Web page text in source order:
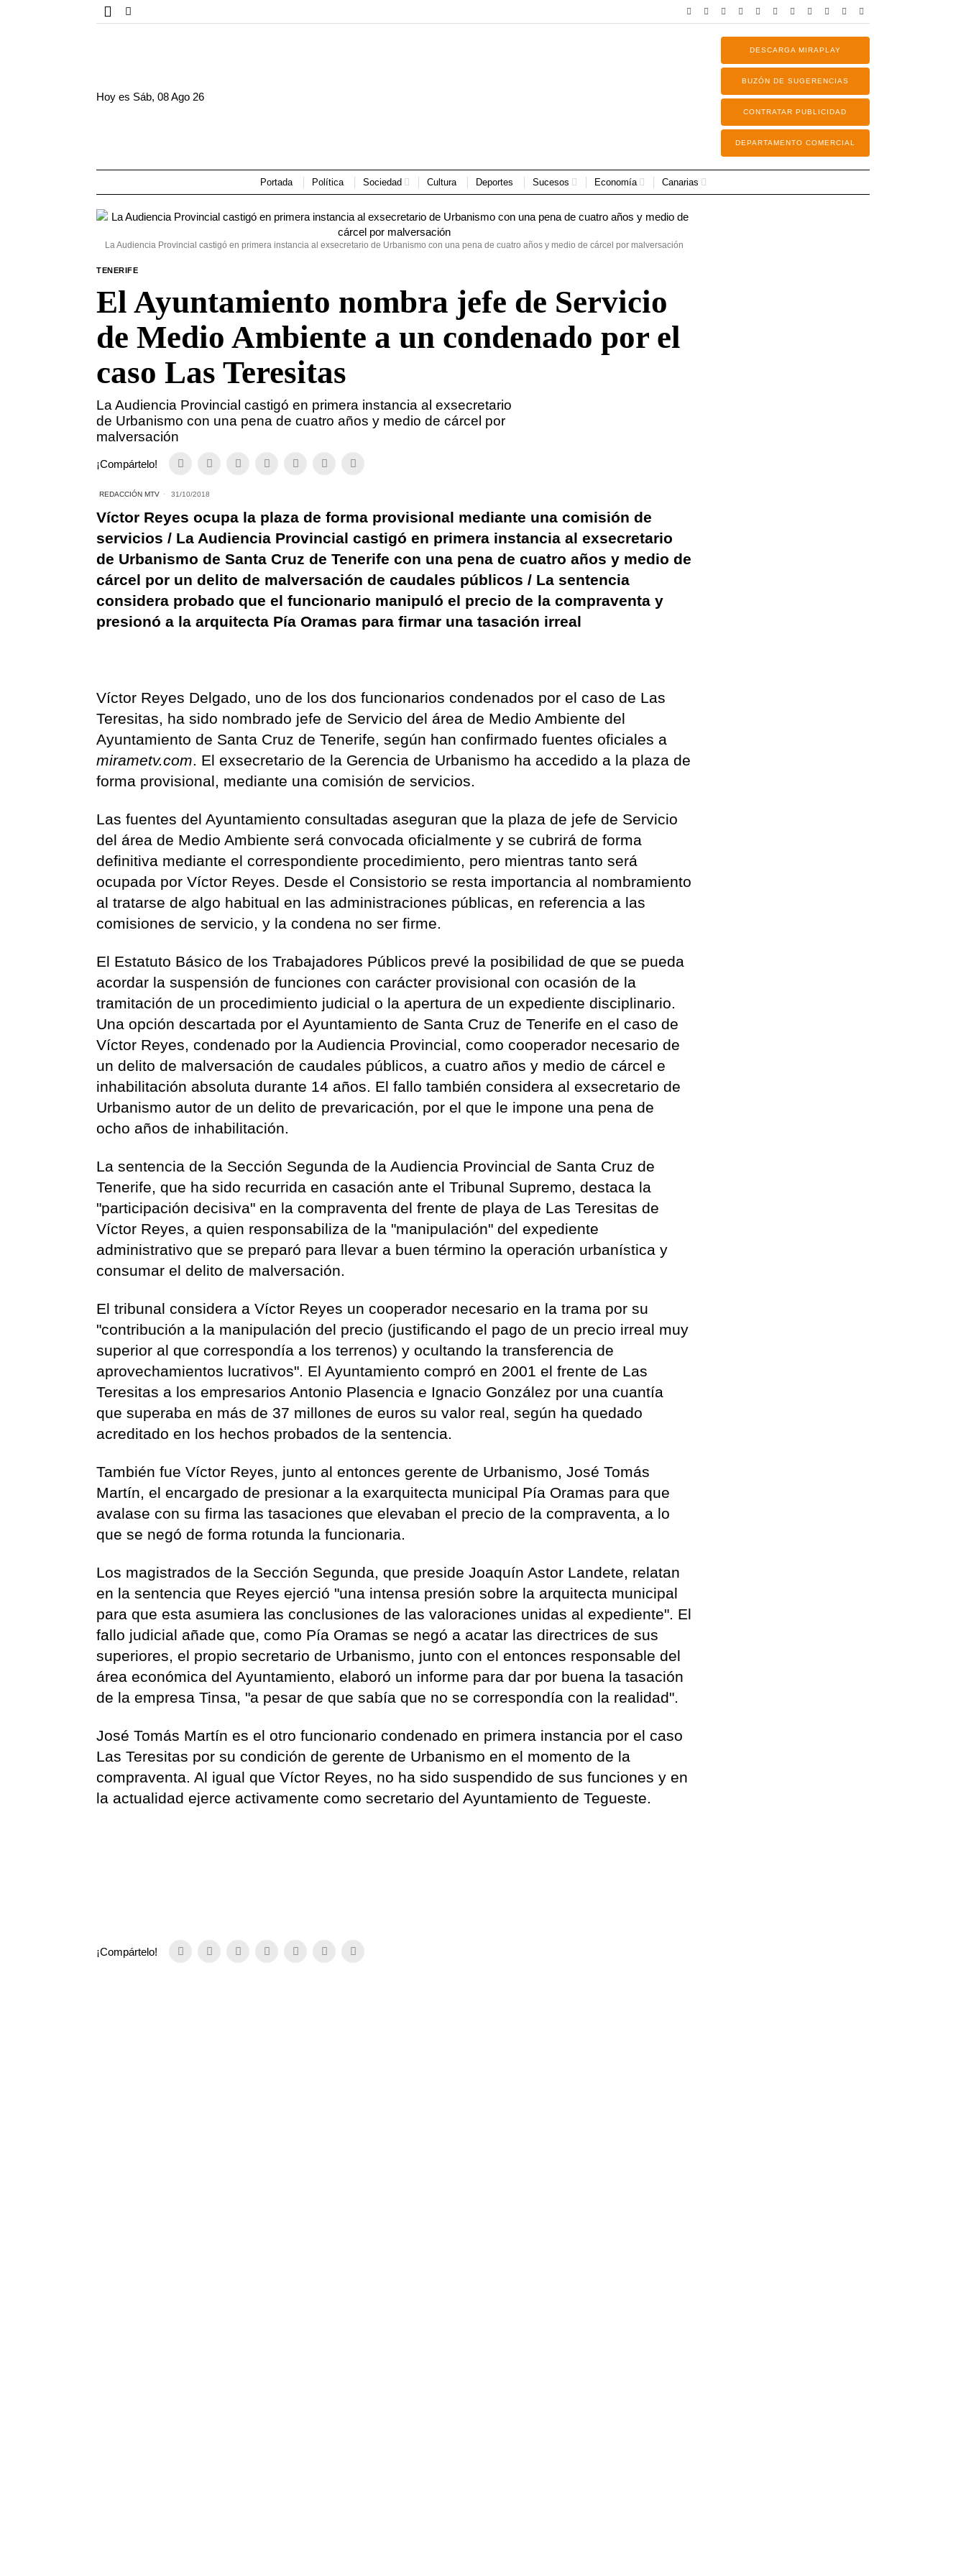
Hoy es Sáb, 08 Ago 26
DESCARGA MIRAPLAY
BUZÓN DE SUGERENCIAS
CONTRATAR PUBLICIDAD
DEPARTAMENTO COMERCIAL
Portada Política Sociedad Cultura Deportes Sucesos Economía Canarias
La Audiencia Provincial castigó en primera instancia al exsecretario de Urbanismo con una pena de cuatro años y medio de cárcel por malversación
TENERIFE
El Ayuntamiento nombra jefe de Servicio
de Medio Ambiente a un condenado por el
caso Las Teresitas
La Audiencia Provincial castigó en primera instancia al exsecretario
de Urbanismo con una pena de cuatro años y medio de cárcel por
malversación
¡Compártelo!
REDACCIÓN MTV 31/10/2018
Víctor Reyes ocupa la plaza de forma provisional mediante una comisión de
servicios / La Audiencia Provincial castigó en primera instancia al exsecretario
de Urbanismo de Santa Cruz de Tenerife con una pena de cuatro años y medio de
cárcel por un delito de malversación de caudales públicos / La sentencia
considera probado que el funcionario manipuló el precio de la compraventa y
presionó a la arquitecta Pía Oramas para firmar una tasación irreal
Víctor Reyes Delgado, uno de los dos funcionarios condenados por el caso de Las
Teresitas, ha sido nombrado jefe de Servicio del área de Medio Ambiente del
Ayuntamiento de Santa Cruz de Tenerife, según han confirmado fuentes oficiales a
mirametv.com. El exsecretario de la Gerencia de Urbanismo ha accedido a la plaza de
forma provisional, mediante una comisión de servicios.
Las fuentes del Ayuntamiento consultadas aseguran que la plaza de jefe de Servicio
del área de Medio Ambiente será convocada oficialmente y se cubrirá de forma
definitiva mediante el correspondiente procedimiento, pero mientras tanto será
ocupada por Víctor Reyes. Desde el Consistorio se resta importancia al nombramiento
al tratarse de algo habitual en las administraciones públicas, en referencia a las
comisiones de servicio, y la condena no ser firme.
El Estatuto Básico de los Trabajadores Públicos prevé la posibilidad de que se pueda
acordar la suspensión de funciones con carácter provisional con ocasión de la
tramitación de un procedimiento judicial o la apertura de un expediente disciplinario.
Una opción descartada por el Ayuntamiento de Santa Cruz de Tenerife en el caso de
Víctor Reyes, condenado por la Audiencia Provincial, como cooperador necesario de
un delito de malversación de caudales públicos, a cuatro años y medio de cárcel e
inhabilitación absoluta durante 14 años. El fallo también considera al exsecretario de
Urbanismo autor de un delito de prevaricación, por el que le impone una pena de
ocho años de inhabilitación.
La sentencia de la Sección Segunda de la Audiencia Provincial de Santa Cruz de
Tenerife, que ha sido recurrida en casación ante el Tribunal Supremo, destaca la
"participación decisiva" en la compraventa del frente de playa de Las Teresitas de
Víctor Reyes, a quien responsabiliza de la "manipulación" del expediente
administrativo que se preparó para llevar a buen término la operación urbanística y
consumar el delito de malversación.
El tribunal considera a Víctor Reyes un cooperador necesario en la trama por su
"contribución a la manipulación del precio (justificando el pago de un precio irreal muy
superior al que correspondía a los terrenos) y ocultando la transferencia de
aprovechamientos lucrativos". El Ayuntamiento compró en 2001 el frente de Las
Teresitas a los empresarios Antonio Plasencia e Ignacio González por una cuantía
que superaba en más de 37 millones de euros su valor real, según ha quedado
acreditado en los hechos probados de la sentencia.
También fue Víctor Reyes, junto al entonces gerente de Urbanismo, José Tomás
Martín, el encargado de presionar a la exarquitecta municipal Pía Oramas para que
avalase con su firma las tasaciones que elevaban el precio de la compraventa, a lo
que se negó de forma rotunda la funcionaria.
Los magistrados de la Sección Segunda, que preside Joaquín Astor Landete, relatan
en la sentencia que Reyes ejerció "una intensa presión sobre la arquitecta municipal
para que esta asumiera las conclusiones de las valoraciones unidas al expediente". El
fallo judicial añade que, como Pía Oramas se negó a acatar las directrices de sus
superiores, el propio secretario de Urbanismo, junto con el entonces responsable del
área económica del Ayuntamiento, elaboró un informe para dar por buena la tasación
de la empresa Tinsa, "a pesar de que sabía que no se correspondía con la realidad".
José Tomás Martín es el otro funcionario condenado en primera instancia por el caso
Las Teresitas por su condición de gerente de Urbanismo en el momento de la
compraventa. Al igual que Víctor Reyes, no ha sido suspendido de sus funciones y en
la actualidad ejerce activamente como secretario del Ayuntamiento de Tegueste.
¡Compártelo!